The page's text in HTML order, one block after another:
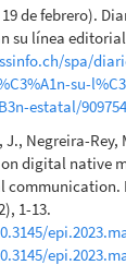
de febrero).
su línea
spa/
su-
estatal/
Negreira-Rey,
on digital native
communication.
1-13.